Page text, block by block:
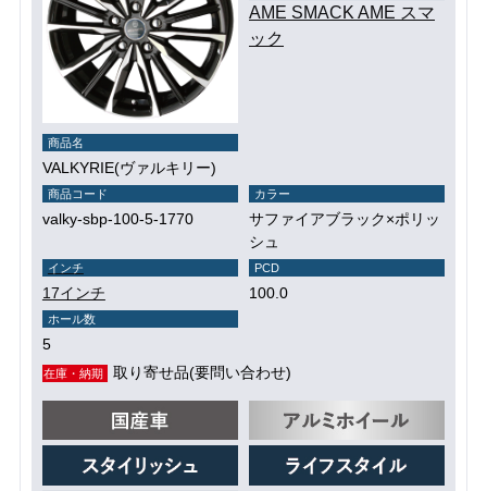
AME SMACK AME スマ
ック
商品名
VALKYRIE(ヴァルキリー)
商品コード
valky-sbp-100-5-1770
カラー
サファイアブラック×ポリッ
シュ
インチ
17インチ
PCD
100.0
ホール数
5
在庫・納期 取り寄せ品(要問い合わせ)